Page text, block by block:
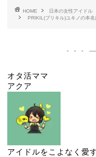
HOME 日本の女性アイドル
PRIKIL(プリキル)ユキノの本
オタ活ママ
アクア
アイドルをこよなく愛